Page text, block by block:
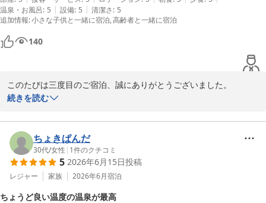
温泉・お風呂: 5 | 設備: 5 | 清潔さ: 5
追加情報:小さな子供と一緒に宿泊 高齢者と一緒に宿泊
140
このたびは三度目のご宿泊、誠にありがとうございました。
大変嬉しく拝読いたしました。
当館の温泉やお食事、スタッフのおもてなしにご満足いただけたと
のこと、何よりの励みでございます。また、露天風呂付き客室も3
室それぞれご利用いただき、それぞれの趣をお楽しみいただけたご
続きを読む
ちょきぱんだ
30代/女性 | 1件のクチコミ
5 2026年6月15日投稿
レジャー 家族 2026年6月宿泊
ちょうど良い温度の温泉が最高